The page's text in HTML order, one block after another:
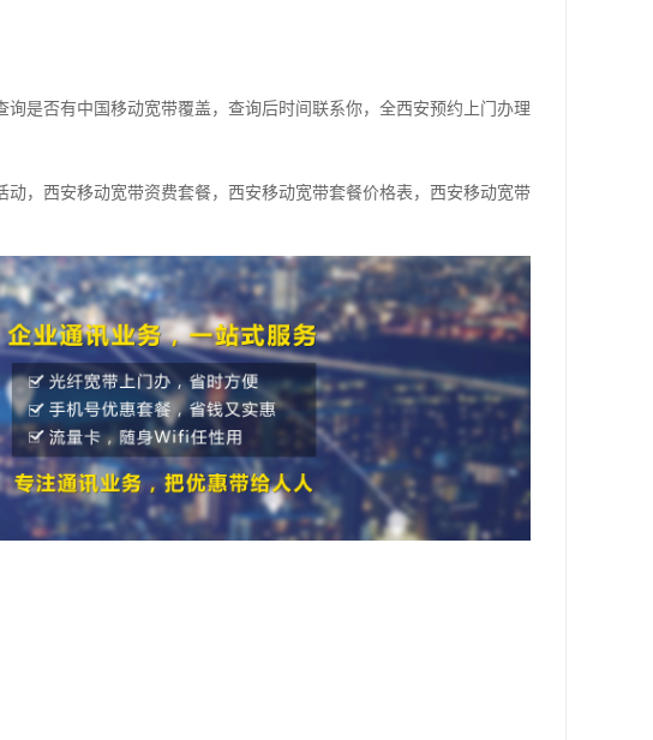
是否有中国移动宽带覆盖，查询后时间联系你，全西安预约上门办理
，西安移动宽带资费套餐，西安移动宽带套餐价格表，西安移动宽带